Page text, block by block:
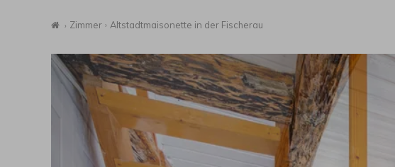
Startseite
Zimmer Altstadtmaisonette in der Fischerau